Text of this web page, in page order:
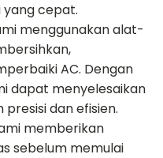
yang cepat.
menggunakan alat-
AC. Dengan
dapat menyelesaikan
dan efisien.
memberikan
sebelum memulai